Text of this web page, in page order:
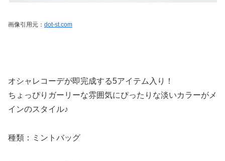
画像引用元： dot-st.com
オシャレコーデが即完成する5アイテム入り！
ちょっぴりガーリーな雰囲気にぴったりな淡いカラーがメ
インのスタイル♪
種類：ミントバッグ